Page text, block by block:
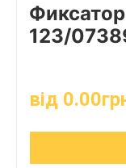
123/
від 0.00